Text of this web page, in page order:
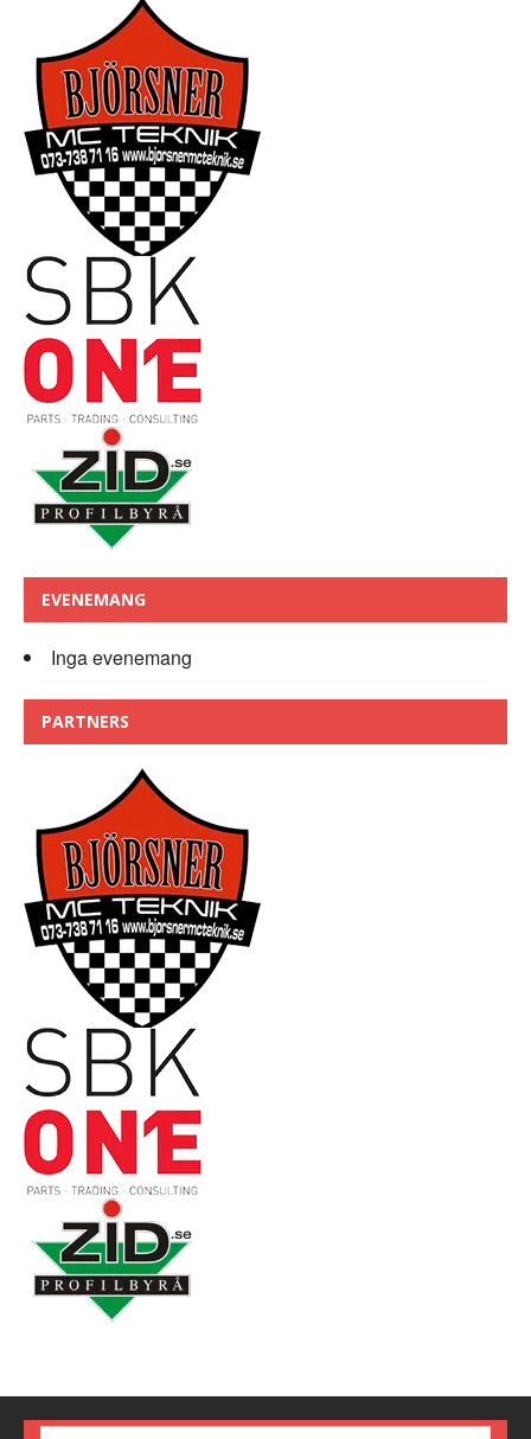
EVENEMANG
Inga evenemang
PARTNERS